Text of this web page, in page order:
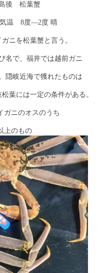
後 松葉蟹
気温 8度―2度 晴
ニを松葉蟹と言う。
名で、福井では越前ガニ
隠岐近海で獲れたものは
葉には一定の条件がある。
ガニのオスのうち
上のもの